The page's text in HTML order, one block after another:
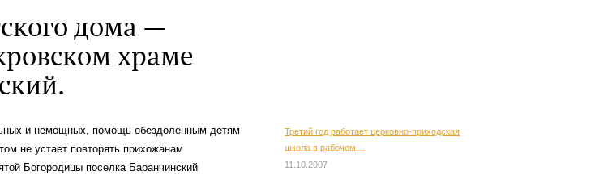
дома —
храме
и немощных, помощь обездоленным детям
не устает повторять прихожанам
Богородицы поселка Баранчинский
Третий год работает церковно-приходская
школа в рабочем…
11.10.2007